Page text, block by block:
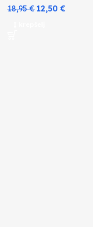
18,95€ 12,50€